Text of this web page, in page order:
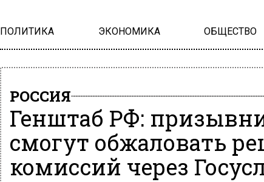
ПОЛИТИКА ЭКОНОМИКА ОБЩЕСТВО
РОССИЯ
Генштаб РФ:
смогут обжаловать
комиссий через